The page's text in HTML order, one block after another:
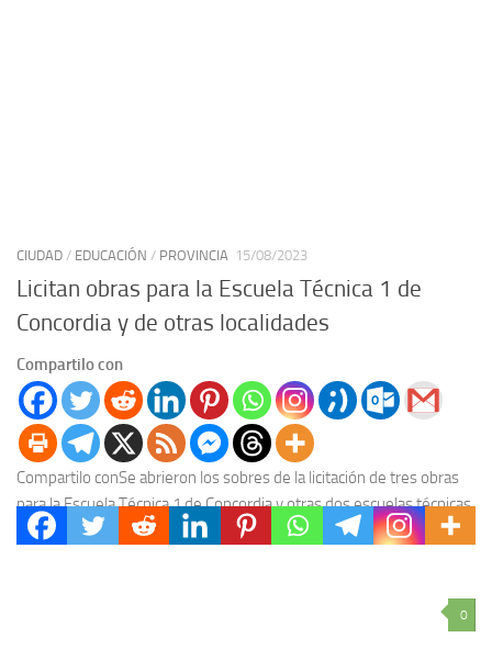
CIUDAD / EDUCACIÓN / PROVINCIA 15/08/2023
Licitan obras para la Escuela Técnica 1 de
Concordia y de otras localidades
Compartilo con
Compartilo conSe abrieron los sobres de la licitación de tres obras
para la Escuela Técnica 1 de Concordia y otras dos escuelas técnicas
ubicadas en...
0